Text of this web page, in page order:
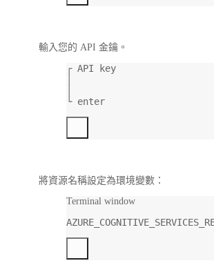
輸入您的 API 金鑰。
┌ API key
└ enter
將資源名稱設定為環境變數：
Terminal window